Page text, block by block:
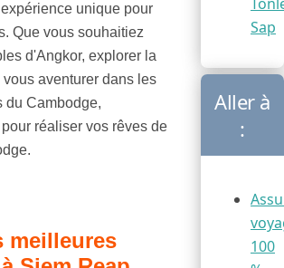
unique pour
Que vous souhaitiez
d'Angkor, explorer la
aventurer dans les
du Cambodge,
réaliser vos rêves de
meilleures
Sap
Aller à
:
100